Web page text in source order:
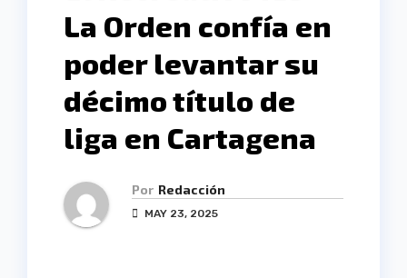
La Orden confía en
poder levantar su
décimo título de
liga en Cartagena
Por Redacción
MAY 23, 2025